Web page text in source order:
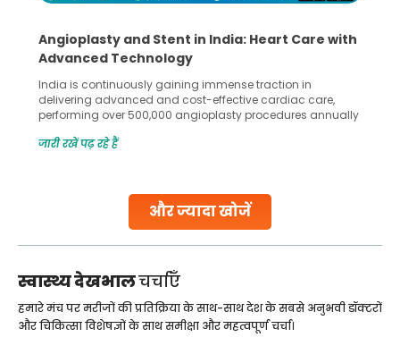
और ज्यादा खोजें
Angioplasty and Stent in India: Heart Care with
Advanced Technology
India is continuously gaining immense traction in
delivering advanced and cost-effective cardiac care,
performing over 500,000 angioplasty procedures annually
globe are searching for treatments like angioplasty and
Studies, such as one published
जारी रखें पढ़ रहे हैं
स्वास्थ्य देखभालचर्चाएँ
हमारे मंच पर मरीजों की प्रतिक्रिया के साथ-साथ देश के सबसे अनुभवी डॉक्टरों
और चिकित्सा विशेषज्ञों के साथ समीक्षा और महत्वपूर्ण चर्चा।